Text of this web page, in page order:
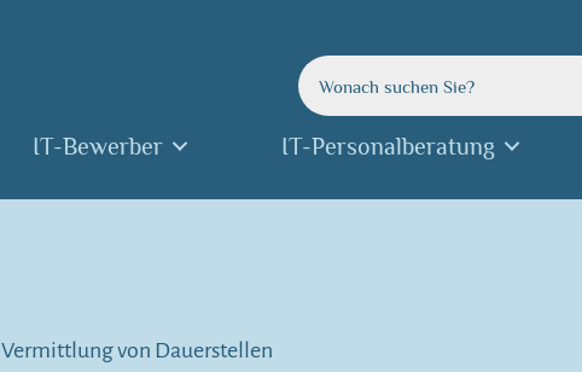
IT-Bewerber IT-Personalberatung
Vermittlung von Dauerstellen